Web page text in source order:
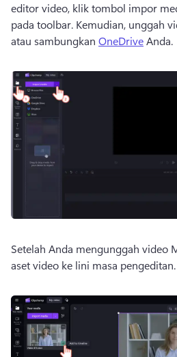
editor video, klik tombol impor
pada toolbar. Kemudian, unggah
atau sambungkan OneDrive Anda.
Setelah Anda mengunggah video
aset video ke lini masa pengeditan.